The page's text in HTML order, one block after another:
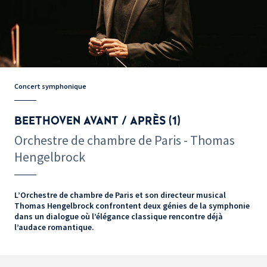
Concert symphonique
BEETHOVEN AVANT / APRÈS (1)
Orchestre de chambre de Paris - Thomas
Hengelbrock
L’Orchestre de chambre de Paris et son directeur musical
Thomas Hengelbrock confrontent deux génies de la symphonie
dans un dialogue où l’élégance classique rencontre déjà
l’audace romantique.